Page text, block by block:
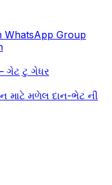
WhatsApp Group
ગેટ ટુ ગેધર
માટે મળેલ દાન-ભેટ ની